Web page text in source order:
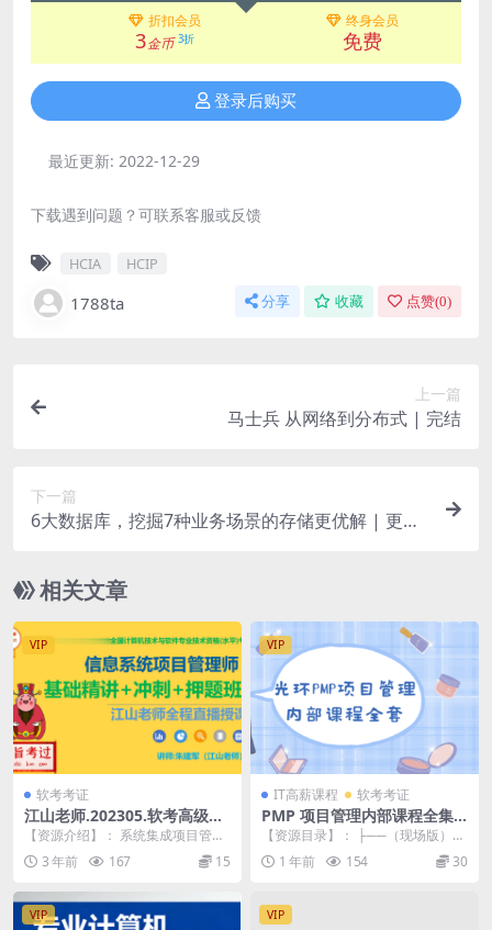
折扣会员
3金币 3折
终身会员
免费
登录后购买
最近更新: 2022-12-29
下载遇到问题？可联系客服或反馈
HCIA HCIP
1788ta 分享 收藏 点赞(0)
上一篇
马士兵 从网络到分布式 | 完结
下一篇
6大数据库，挖掘7种业务场景的存储更优解 | 更新
相关文章
VIP
软考考证
江山老师.202305.软考高级信
息系统项目管理
【资源介绍】： 系统集成项目管理
工程师是信息产业部和人事部举办
的软考中新增的一门...
3 年前 167 15
VIP
IT高薪课程 软考考证
PMP 项目管理内部课程全集|
价值8000元
【资源目录】： ├──（现场版）全
套最新！光环PMP内部视频 | ├──
001-...1 年前 154 30
VIP VIP